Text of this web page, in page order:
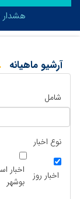
آرشیو ماهیانه
شامل
نوع اخبار
اخبار روز
اخبار
بوشهر